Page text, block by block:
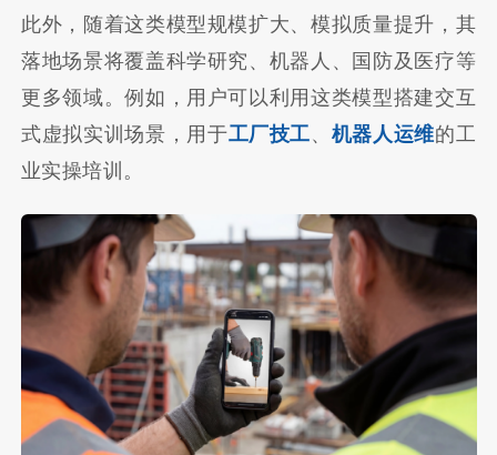
此外，随着这类模型规模扩大、模拟质量提升，其
落地场景将覆盖科学研究、机器人、国防及医疗等
更多领域。例如，用户可以利用这类模型搭建交互
式虚拟实训场景，用于工厂技工、 机器人运维的工
业实操培训。